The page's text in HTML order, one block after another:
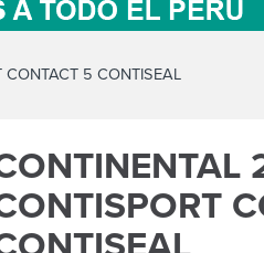
5 CONTISEAL